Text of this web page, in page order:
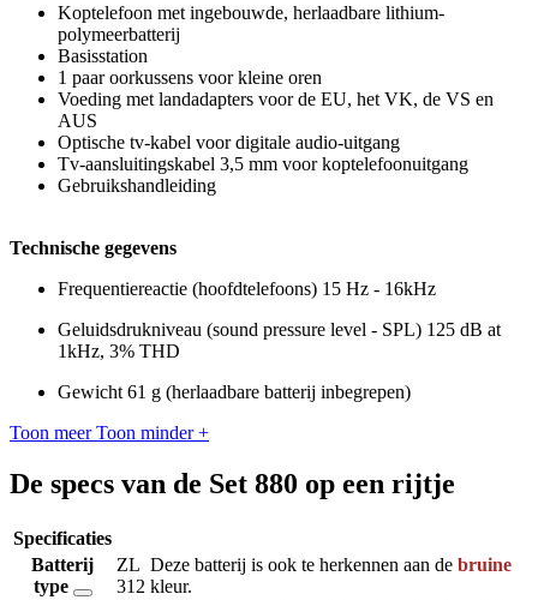
Koptelefoon met ingebouwde, herlaadbare lithium-
polymeerbatterij
Basisstation
1 paar oorkussens voor kleine oren
Voeding met landadapters voor de EU, het VK, de VS en
AUS
Optische tv-kabel voor digitale audio-uitgang
Tv-aansluitingskabel 3,5 mm voor koptelefoonuitgang
Gebruikshandleiding
Technische gegevens
Frequentiereactie (hoofdtelefoons) 15 Hz - 16kHz
Geluidsdrukniveau (sound pressure level - SPL) 125 dB at
1kHz, 3% THD
Gewicht 61 g (herlaadbare batterij inbegrepen)
Toon meer Toon minder +
De specs van de Set 880 op een rijtje
Specificaties
Batterij
type
ZL
312
Deze batterij is ook te herkennen aan de bruine
kleur.